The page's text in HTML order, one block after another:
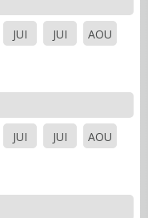
JUI JUI
AOU
JUI JUI
AOU